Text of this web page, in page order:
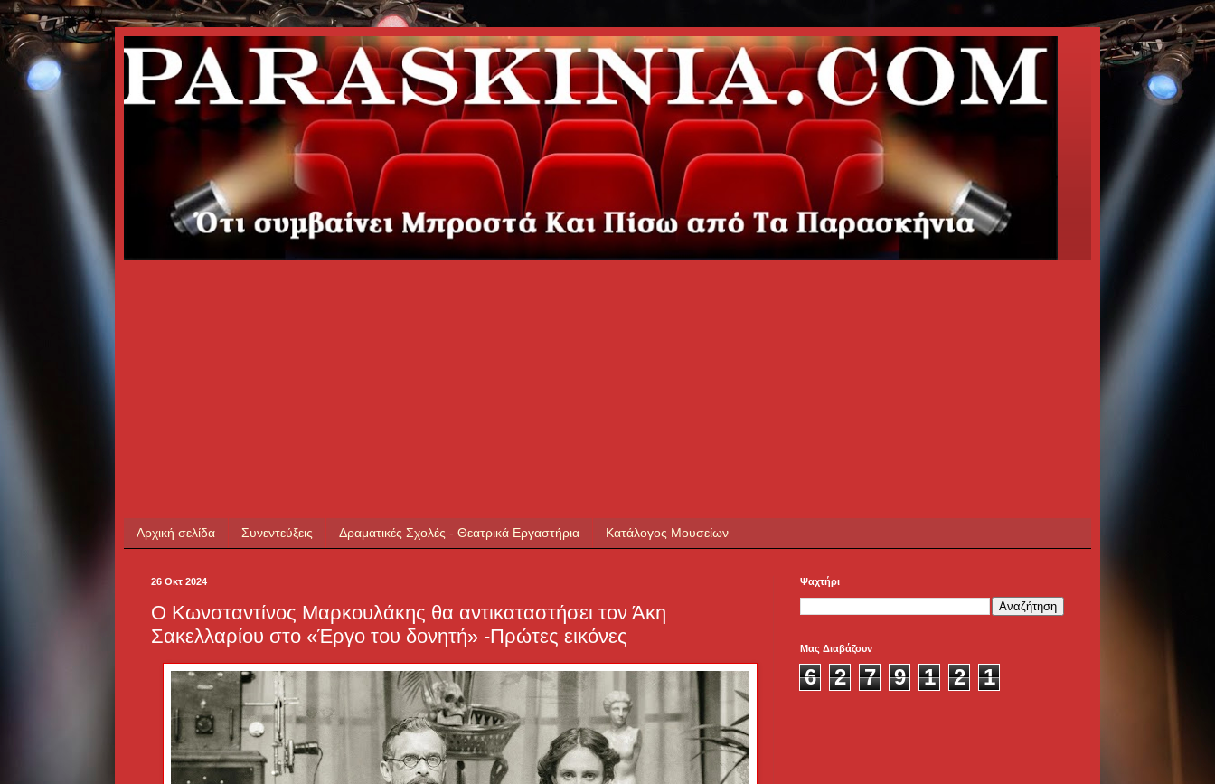
Αρχική σελίδα Συνεντεύξεις Δραματικές Σχολές - Θεατρικά Εργαστήρια Κατάλογος Μουσείων
26 Οκτ 2024
Ο Κωνσταντίνος Μαρκουλάκης θα αντικαταστήσει τον Άκη
Σακελλαρίου στο «Έργο του δονητή» -Πρώτες εικόνες
Ψαχτήρι
Μας Διαβάζουν
6 2 7 9 1 2 1